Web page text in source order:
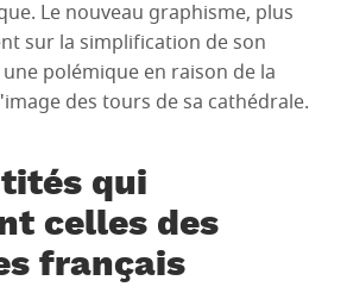
Le nouveau graphisme, plus
sur la simplification de son
polémique en raison de la
des tours de sa cathédrale.
qui
celles des
français